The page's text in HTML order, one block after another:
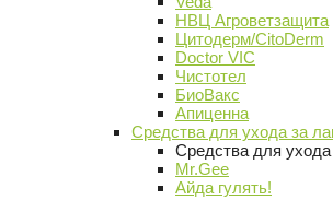
НВЦ Агроветзащита
Цитодерм/CitoDerm
Doctor VIC
Чистотел
БиоВакс
Апиценна
Средства для ухода за
Средства для
Mr.Gee
Айда гулять!